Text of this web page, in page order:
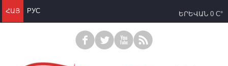
ՀԱՅ РУС ԵՐԵՎԱՆ 0 C°